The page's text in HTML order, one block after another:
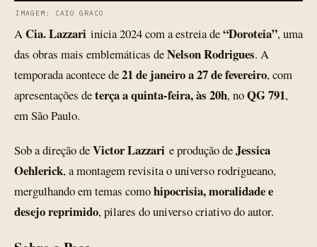
IMAGEM: CAIO GRACO
ACia. Lazzari inicia 2024 com a estreia de“Doroteia”, uma
das obras mais emblemáticas deNelson Rodrigues. A
temporada acontece de21 de janeiro a 27 de fevereiro, com
apresentações deterça a quinta-feira, às 20h, noQG 791,
em São Paulo.
Sob a direção deVictor Lazzari e produção deJessica
Oehlerick, a montagem revisita o universo rodrigueano,
mergulhando em temas comohipocrisia, moralidade e
desejo reprimido, pilares do universo criativo do autor.